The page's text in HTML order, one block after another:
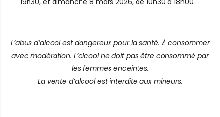
19h30, et dimanche 8 mars 2026, de 10h30 à 18h00.
L’abus d’alcool est dangereux pour la santé. À consommer
avec modération. L’alcool ne doit pas être consommé par
les femmes enceintes.
La vente d’alcool est interdite aux mineurs.